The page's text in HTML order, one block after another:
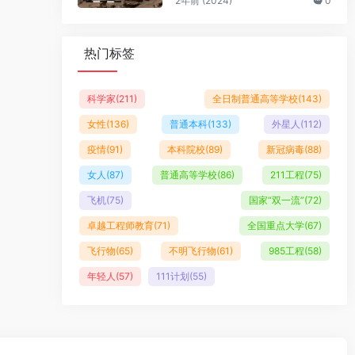
热门标签
科学家(211) 全日制普通高等学校(143)
女性(136) 普通本科(133) 外星人 (112)
疫情(91) 本科院校(89) 新冠病毒(88)
女人 (87) 普通高等学校(86) 211工程(75)
飞机(75) 国家“双一流”(72)
卓越工程师教育(71) 全国重点大学(67)
飞行物(65) 不明飞行物(61) 985工程(58)
年轻人 (57) 111计划(55)